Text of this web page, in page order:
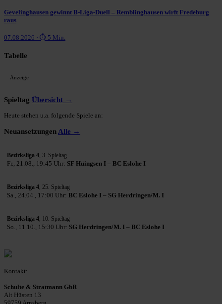
Gevelinghausen gewinnt B-Liga-Duell – Remblinghausen wirft Fredeburg
raus
07.08.2026 · ⏱ 5 Min.
Tabelle
Anzeige
Spieltag Übersicht →
Heute stehen u.a. folgende Spiele an:
Neuansetzungen Alle →
Bezirksliga 4, 3. Spieltag
Fr., 21.08., 19:45 Uhr: SF Hüingsen I – BC Eslohe I
Bezirksliga 4, 25. Spieltag
Sa., 24.04., 17:00 Uhr: BC Eslohe I – SG Herdringen/M. I
Bezirksliga 4, 10. Spieltag
So., 11.10., 15:30 Uhr: SG Herdringen/M. I – BC Eslohe I
Kontakt:
Schulte & Stratmann GbR
Alt Hüsten 13